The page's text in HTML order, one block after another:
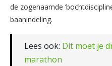
de zogenaamde
baanindeling.
Lees ook: Dit moet je
marathon